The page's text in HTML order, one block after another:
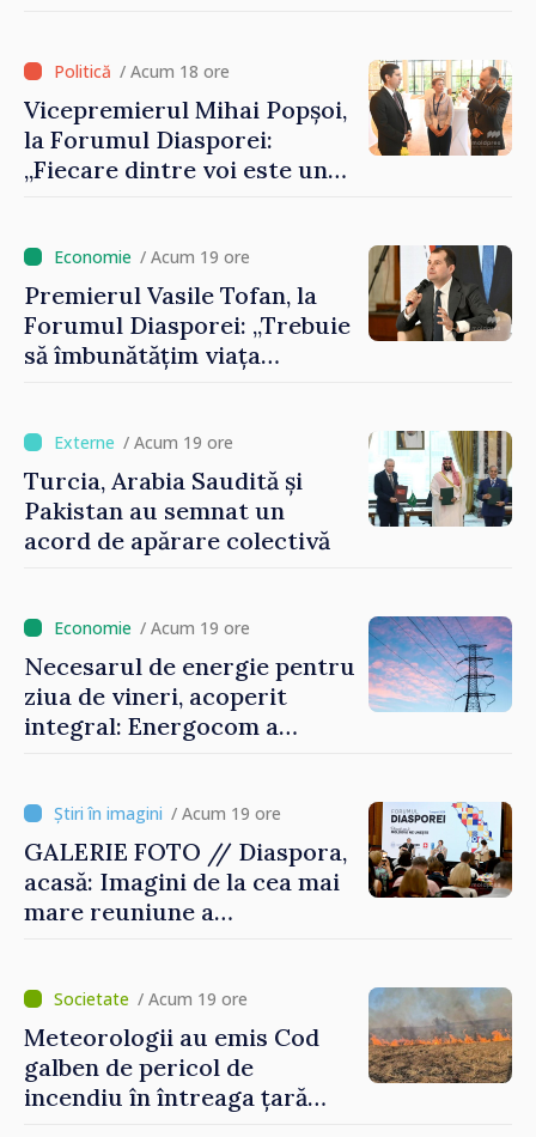
/ Acum 18 ore
Vicepremierul Mihai Popșoi,
la Forumul Diasporei:
„Fiecare dintre voi este un
imaginii Republicii Moldova”
/ Acum 19 ore
Premierul Vasile Tofan, la
Forumul Diasporei: „Trebuie
să îmbunătățim viața
/ Acum 19 ore
Turcia, Arabia Saudită și
Pakistan au semnat un
acord de apărare colectivă
/ Acum 19 ore
Necesarul de energie pentru
ziua de vineri, acoperit
integral: Energocom a
/ Acum 19 ore
GALERIE FOTO // Diaspora,
acasă: Imagini de la cea mai
mare reuniune a
/ Acum 19 ore
Meteorologii au emis Cod
galben de pericol de
incendiu în întreaga țară